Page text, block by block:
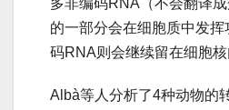
多非编码RNA（不会翻译
的一部分会在细胞质中发
码RNA则会继续留在细胞核
Albà等人分析了4种动物的